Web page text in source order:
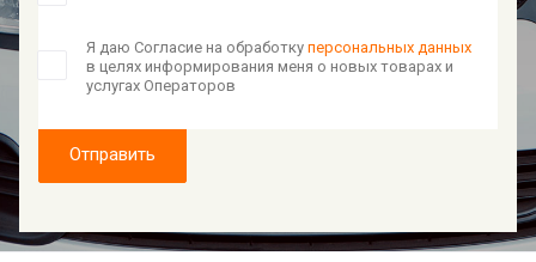
Я даю Согласие на обработку персональных данных
в целях информирования меня о новых товарах и
услугах Операторов
Отправить